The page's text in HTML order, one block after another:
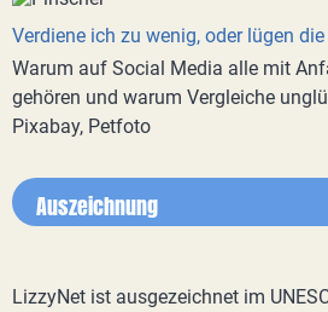
Verdiene ich zu wenig, oder lügen
Warum auf Social Media alle mit
gehören und warum Vergleiche
Pixabay, Petfoto
Auszeichnung
LizzyNet ist ausgezeichnet im